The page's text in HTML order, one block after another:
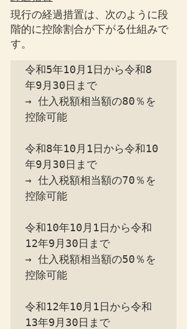
現行の経過措置は、次のように段
階的に控除割合が下がる仕組みで
す。
令和5年10月1日から令和8
年9月30日まで
→ 仕入税額相当額の80％を
控除可能
令和8年10月1日から令和10
年9月30日まで
→ 仕入税額相当額の70％を
控除可能
令和10年10月1日から令和
12年9月30日まで
→ 仕入税額相当額の50％を
控除可能
令和12年10月1日から令和
13年9月30日まで